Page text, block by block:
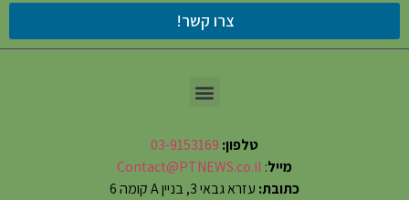
צרו קשר!
טלפון: 03-9153169
מייל:
Contact@PTNEWS.co.il
כתובת: עזרא גבאי 3, בניין A קומה 6